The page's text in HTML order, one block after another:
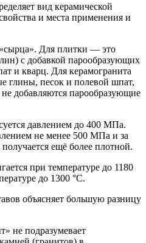
вид керамической
и места применения и
Для плитки — это
с добавкой парообразующих
и кварц. Для керамогранита
глины, песок и полевой шпат,
добавляются парообразующие
давлением до 400 МПа.
не менее 500 МПа и за
ещё более плотной.
при температуре до 1180
до 1300 °С.
объясняет большую разницу
не подразумевает